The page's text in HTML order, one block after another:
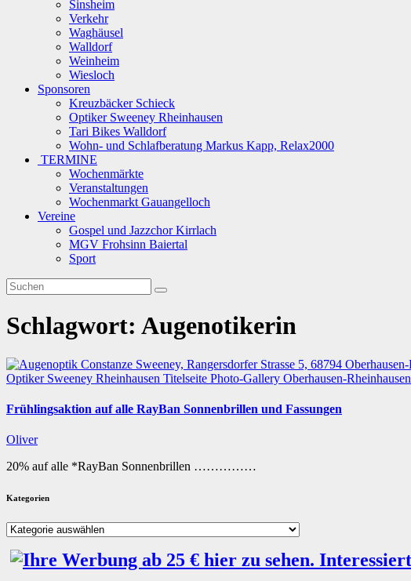
Sinsheim
Verkehr
Waghäusel
Walldorf
Weinheim
Wiesloch
Sponsoren
Kreuzbäcker Schieck
Optiker Sweeney Rheinhausen
Tari Bikes Walldorf
Wohn- und Schlafberatung Markus Kapp, Relax2000
TERMINE
Wochenmärkte
Veranstaltungen
Wochenmarkt Gauangelloch
Vereine
Gospel und Jazzchor Kirrlach
MGV Frohsinn Baiertal
Sport
Schlagwort: Augenotikerin
Optiker Sweeney Rheinhausen Titelseite Photo-Gallery Oberhausen-Rheinhausen
Frühlingsaktion auf alle RayBan Sonnenbrillen und Fassungen
Oliver
20% auf alle *RayBan Sonnenbrillen ……………
Kategorien
Kategorien